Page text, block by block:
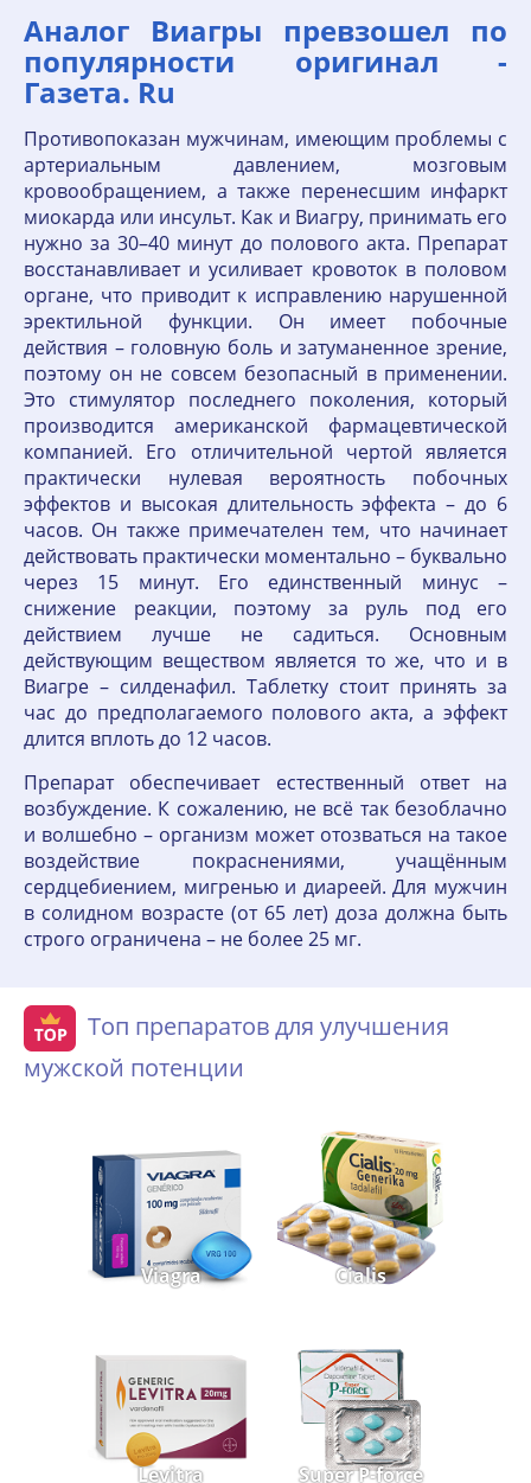
Аналог Виагры превзошел по
популярности оригинал -
Газета. Ru
Противопоказан мужчинам, имеющим проблемы с
артериальным давлением, мозговым
кровообращением, а также перенесшим инфаркт
миокарда или инсульт. Как и Виагру, принимать его
нужно за 30–40 минут до полового акта. Препарат
восстанавливает и усиливает кровоток в половом
органе, что приводит к исправлению нарушенной
эректильной функции. Он имеет побочные
действия – головную боль и затуманенное зрение,
поэтому он не совсем безопасный в применении.
Это стимулятор последнего поколения, который
производится американской фармацевтической
компанией. Его отличительной чертой является
практически нулевая вероятность побочных
эффектов и высокая длительность эффекта – до 6
часов. Он также примечателен тем, что начинает
действовать практически моментально – буквально
через 15 минут. Его единственный минус –
снижение реакции, поэтому за руль под его
действием лучше не садиться. Основным
действующим веществом является то же, что и в
Виагре – силденафил. Таблетку стоит принять за
час до предполагаемого полового акта, а эффект
длится вплоть до 12 часов.
Препарат обеспечивает естественный ответ на
возбуждение. К сожалению, не всё так безоблачно
и волшебно – организм может отозваться на такое
воздействие покраснениями, учащённым
сердцебиением, мигренью и диареей. Для мужчин
в солидном возрасте (от 65 лет) доза должна быть
строго ограничена – не более 25 мг.
Топ препаратов для улучшения
мужской потенции
Viagra Cialis
Levitra Super P-force